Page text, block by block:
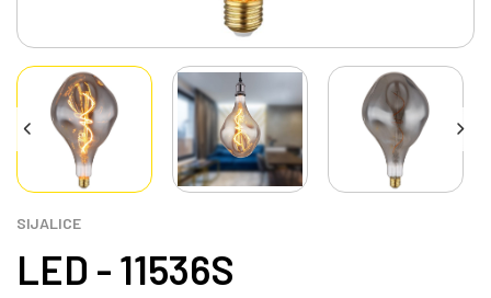
SIJALICE
LED - 11536S